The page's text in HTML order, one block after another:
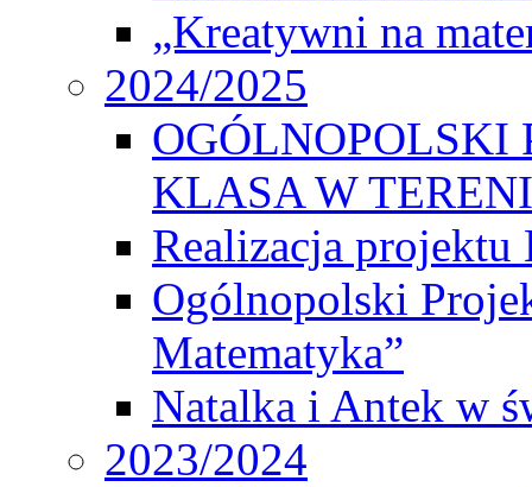
„Kreatywni na
2024/2025
OGÓLNOPOLSKI
KLASA W
Realizacja
Ogólnopolski
Matematyka”
Natalka i Antek w
2023/2024